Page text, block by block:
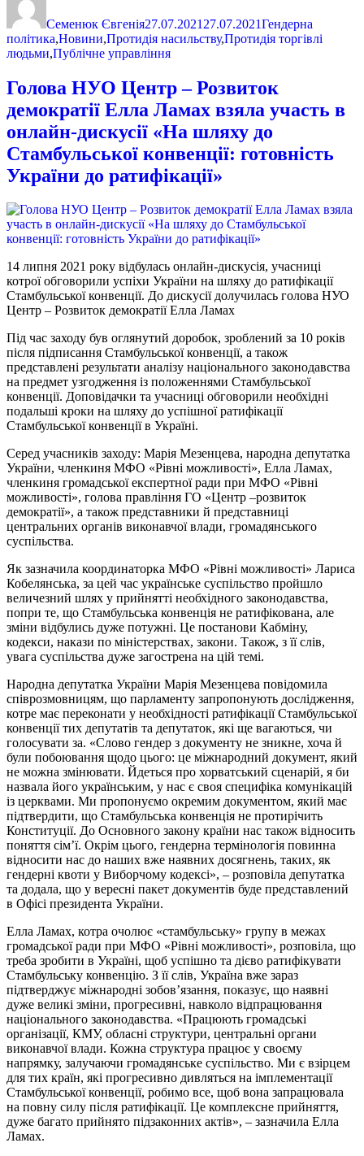
Семенюк Євгенія27.07.2021 27.07.2021Гендерна
політика,Новини,Протидія насильству,Протидія торгівлі
людьми,Публічне управління
Голова НУО Центр – Розвиток
демократії Елла Ламах взяла участь в
онлайн-дискусії «На шляху до
Стамбульської конвенції: готовність
України до ратифікації»
14 липня 2021 року відбулась онлайн-дискусія, учасниці
котрої обговорили успіхи України на шляху до ратифікації
Стамбульської конвенції. До дискусії долучилась голова НУО
Центр – Розвиток демократії Елла Ламах
Під час заходу був оглянутий доробок, зроблений за 10 років
після підписання Стамбульської конвенції, а також
представлені результати аналізу національного законодавства
на предмет узгодження із положеннями Стамбульської
конвенції. Доповідачки та учасниці обговорили необхідні
подальші кроки на шляху до успішної ратифікації
Стамбульської конвенції в Україні.
Серед учасників заходу: Марія Мезенцева, народна депутатка
України, членкиня МФО «Рівні можливості», Елла Ламах,
членкиня громадської експертної ради при МФО «Рівні
можливості», голова правління ГО «Центр –розвиток
демократії», а також представники й представниці
центральних органів виконавчої влади, громадянського
суспільства.
Як зазначила координаторка МФО «Рівні можливості» Лариса
Кобелянська, за цей час українське суспільство пройшло
величезний шлях у прийнятті необхідного законодавства,
попри те, що Стамбульська конвенція не ратифікована, але
зміни відбулись дуже потужні. Це постанови Кабміну,
кодекси, накази по міністерствах, закони. Також, з її слів,
увага суспільства дуже загострена на цій темі.
Народна депутатка України Марія Мезенцева повідомила
співрозмовницям, що парламенту запропонують дослідження,
котре має переконати у необхідності ратифікації Стамбульської
конвенції тих депутатів та депутаток, які ще вагаються, чи
голосувати за. «Слово гендер з документу не зникне, хоча й
були побоювання щодо цього: це міжнародний документ, який
не можна змінювати. Йдеться про хорватський сценарій, я би
назвала його українським, у нас є своя специфіка комунікацій
із церквами. Ми пропонуємо окремим документом, який має
підтвердити, що Стамбульська конвенція не протирічить
Конституції. До Основного закону країни нас також відносить
поняття сім’ї. Окрім цього, гендерна термінологія повинна
відносити нас до наших вже наявних досягнень, таких, як
гендерні квоти у Виборчому кодексі», – розповіла депутатка
та додала, що у вересні пакет документів буде представлений
в Офісі президента України.
Елла Ламах, котра очолює «стамбульську» групу в межах
громадської ради при МФО «Рівні можливості», розповіла, що
треба зробити в Україні, щоб успішно та дієво ратифікувати
Стамбульську конвенцію. З її слів, Україна вже зараз
підтверджує міжнародні зобов’язання, показує, що наявні
дуже великі зміни, прогресивні, навколо відпрацювання
національного законодавства. «Працюють громадські
організації, КМУ, обласні структури, центральні органи
виконавчої влади. Кожна структура працює у своєму
напрямку, залучаючи громадянське суспільство. Ми є взірцем
для тих країн, які прогресивно дивляться на імплементації
Стамбульської конвенції, робимо все, щоб вона запрацювала
на повну силу після ратифікації. Це комплексне прийняття,
дуже багато прийнято підзаконних актів», – зазначила Елла
Ламах.